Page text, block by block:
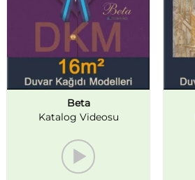
Beta
Katalog Videosu